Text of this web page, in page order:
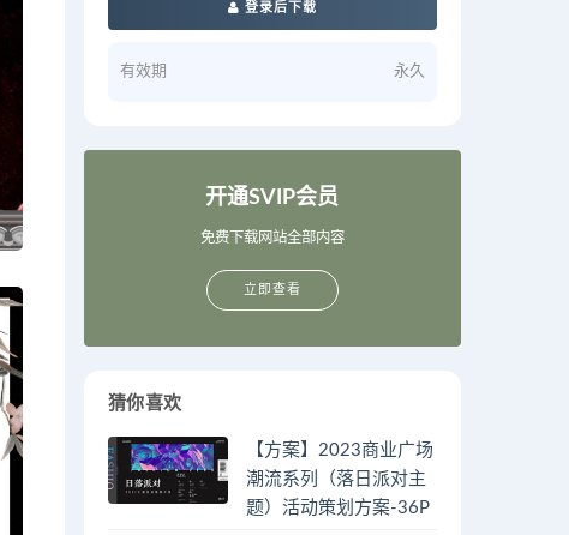
登录后下载
有效期 永久
开通SVIP会员
免费下载网站全部内容
立即查看
猜你喜欢
【方案】2023商业广场
潮流系列（落日派对主
题）活动策划方案-36P